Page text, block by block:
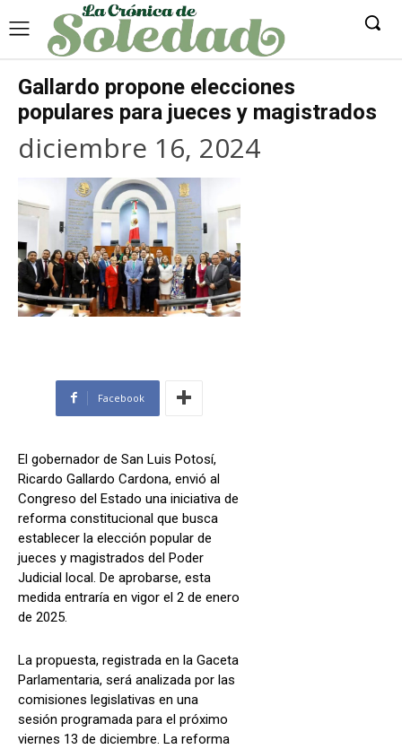
Gallardo propone elecciones
populares para jueces y magistrados
diciembre 16, 2024
Facebook
El gobernador de San Luis Potosí,
Ricardo Gallardo Cardona, envió al
Congreso del Estado una iniciativa de
reforma constitucional que busca
establecer la elección popular de
jueces y magistrados del Poder
Judicial local. De aprobarse, esta
medida entraría en vigor el 2 de enero
de 2025.
La propuesta, registrada en la Gaceta
Parlamentaria, será analizada por las
comisiones legislativas en una
sesión programada para el próximo
viernes 13 de diciembre. La reforma